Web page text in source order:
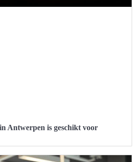
Antwerpen is geschikt voor